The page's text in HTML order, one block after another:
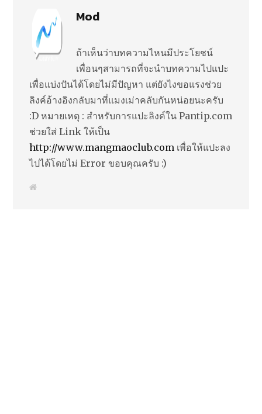
Mod
ถ้าเห็นว่าบทความไหนมีประโยชน์
เพื่อนๆสามารถที่จะนำบทความไปแปะ
เพื่อแบ่งปันได้โดยไม่มีปัญหา แต่ยังไงขอแรงช่วย
ลิงค์อ้างอิงกลับมาที่แมงเม่าคลับกันหน่อยนะครับ
:D หมายเหตุ : สำหรับการแปะลิงค์ใน Pantip.com
ช่วยใส่ Link ให้เป็น
http://www.mangmaoclub.com เพื่อให้แปะลง
ไปได้โดยไม่ Error ขอบคุณครับ :)